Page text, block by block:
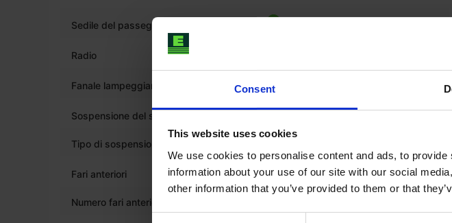
Consent
This website uses cookies
We use cookies to personalise content and ads, to
information about your use of our site with our social
other information that you’ve provided to them or that
Sedile del passeggero
Radio
Fanale lampeggiante
Sospensione del sedile *
Tipo di sospensione del sedile
Fari anteriori *
Numero fari anteriori